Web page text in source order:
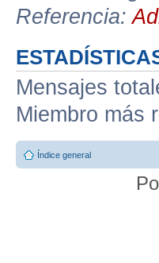
Referencia:
Mensajes
Miembro más
Índice general